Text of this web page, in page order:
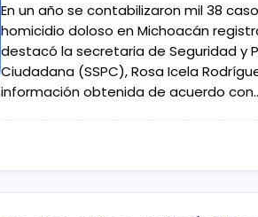
En un año se contabilizaron mil 38
homicidio doloso en Michoacán
destacó la secretaria de Seguridad y
Ciudadana (SSPC), Rosa Icela
información obtenida de acuerdo